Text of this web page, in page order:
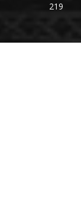
219